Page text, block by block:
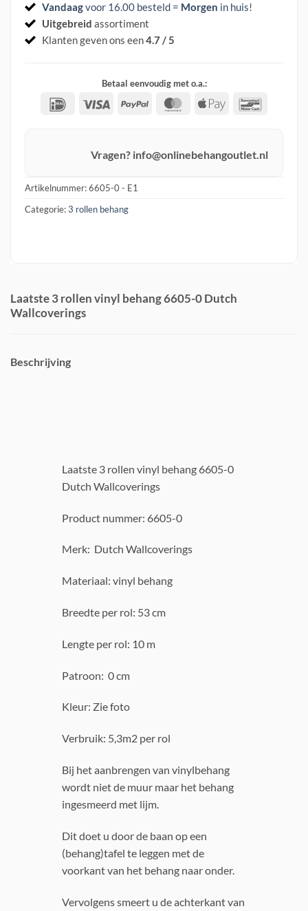
Vandaagvoor 16.00 besteld = Morgen in huis!
Uitgebreid assortiment
Klanten geven ons een4.7 / 5
Betaal eenvoudig met o.a.:
IDeal Visa PayPal MasterCard
Apple
Vragen? info@onlinebehangoutlet.nl
Artikelnummer:6605-0 - E1
Categorie:3 rollen behang
Laatste 3 rollen vinyl behang 6605-0 Dutch
Wallcoverings
Beschrijving
Laatste 3 rollen vinyl behang 6605-0
Dutch Wallcoverings
Product nummer: 6605-0
Merk: Dutch Wallcoverings
Materiaal: vinyl behang
Breedte per rol: 53 cm
Lengte per rol: 10 m
Patroon: 0 cm
Kleur: Zie foto
Verbruik: 5,3m2 per rol
Bij het aanbrengen van vinylbehang
wordt niet de muur maar het behang
ingesmeerd met lijm.
Dit doet u door de baan op een
(behang)tafel te leggen met de
voorkant van het behang naar onder.
Vervolgens smeert u de achterkant van